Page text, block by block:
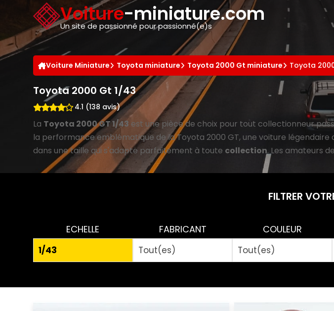
Voiture-miniature.com
Un site de passionné pour passionné(e)s
Voiture Miniature Toyota miniature Toyota 2000 Gt miniature Toyota
Toyota 2000 Gt 1/43
4.1 (138 avis)
La Toyota 2000 GT 1/43 est une pièce de choix pour tout collectionneur
la performance emblématique de la Toyota 2000 GT, une voiture légendaire
dans une taille qui s'adapte parfaitement à toute collection. Les amateurs
FILTRER
ECHELLE FABRICANT COULEUR
Panneau de gestion des cookies